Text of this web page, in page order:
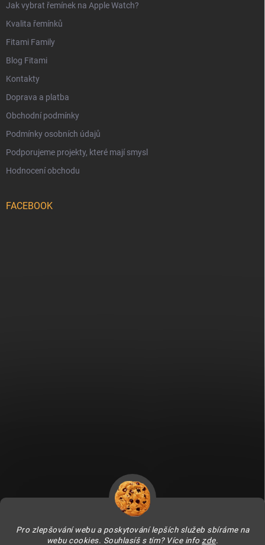
Pro zlepšování webu a poskytování lepších služeb sbíráme na
webu cookies. Souhlasíš s tím? Více info zde.
Jak vybrat řemínek na Apple Watch?
Kvalita řemínků
Fitami Family
Blog Fitami
Kontakty
Doprava a platba
Obchodní podmínky
Podmínky osobních údajů
Podporujeme projekty, které mají smysl
Hodnocení obchodu
FACEBOOK
Fitami.sk Fitami.hu